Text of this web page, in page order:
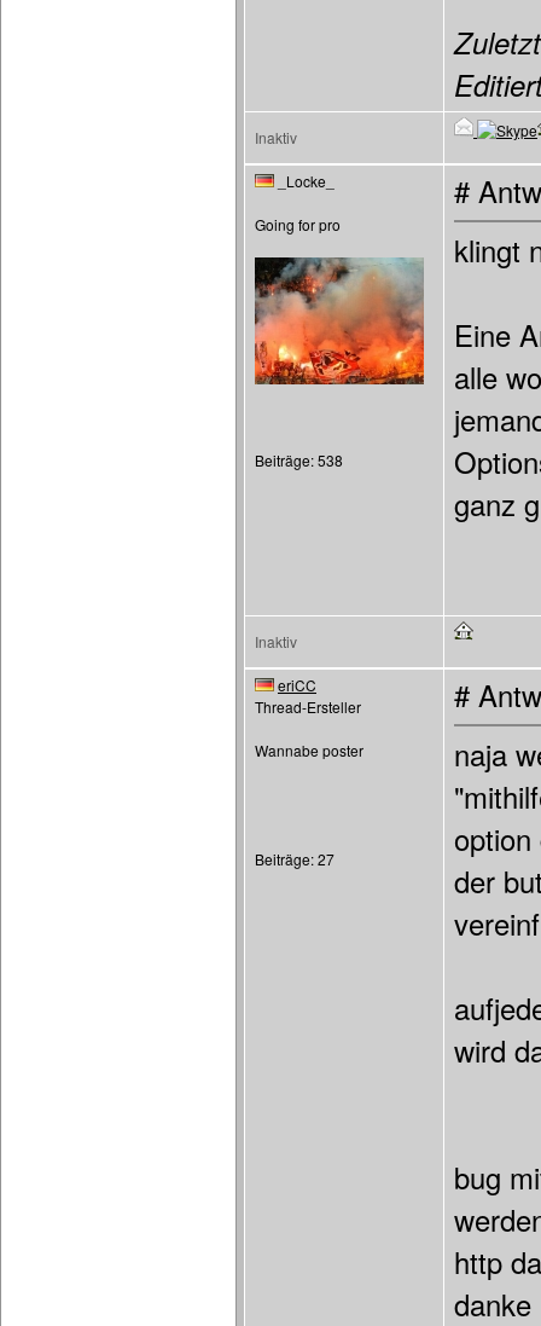
Inaktiv
_Locke_
Going for pro
Beiträge: 538
#
klingt
Eine
alle
ganz
Inaktiv
eriCC
Thread-Ersteller
Wannabe poster
Beiträge: 27
#
naja
der
wird
bug
http
danke